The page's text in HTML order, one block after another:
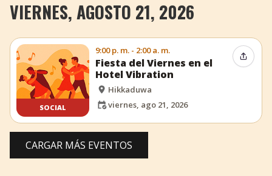
VIERNES, AGOSTO 21, 2026
SOCIAL
9:00 p. m. - 2:00 a. m.
Fiesta del Viernes en el
Hotel Vibration
Hikkaduwa
viernes, ago 21, 2026
CARGAR MÁS EVENTOS